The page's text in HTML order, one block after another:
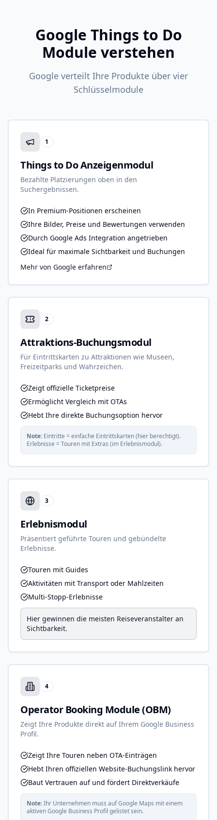
Google Things to Do
Module verstehen
Google verteilt Ihre Produkte über vier
Schlüsselmodule
1
Things to Do Anzeigenmodul
Bezahlte Platzierungen oben in den
Suchergebnissen.
In Premium-Positionen erscheinen
Ihre Bilder, Preise und Bewertungen verwenden
Durch Google Ads Integration angetrieben
Ideal für maximale Sichtbarkeit und Buchungen
Mehr von Google erfahren
2
Attraktions-Buchungsmodul
Für Eintrittskarten zu Attraktionen wie Museen,
Freizeitparks und Wahrzeichen.
Zeigt offizielle Ticketpreise
Ermöglicht Vergleich mit OTAs
Hebt Ihre direkte Buchungsoption hervor
Note: Eintritte = einfache Eintrittskarten (hier berechtigt).
Erlebnisse = Touren mit Extras (im Erlebnismodul).
3
Erlebnismodul
Präsentiert geführte Touren und gebündelte
Erlebnisse.
Touren mit Guides
Aktivitäten mit Transport oder Mahlzeiten
Multi-Stopp-Erlebnisse
Hier gewinnen die meisten Reiseveranstalter an
Sichtbarkeit.
4
Operator Booking Module (OBM)
Zeigt Ihre Produkte direkt auf Ihrem Google Business
Profil.
Zeigt Ihre Touren neben OTA-Einträgen
Hebt Ihren offiziellen Website-Buchungslink hervor
Baut Vertrauen auf und fördert Direktverkäufe
Note:Ihr Unternehmen muss auf Google Maps mit einem
aktiven Google Business Profil gelistet sein.